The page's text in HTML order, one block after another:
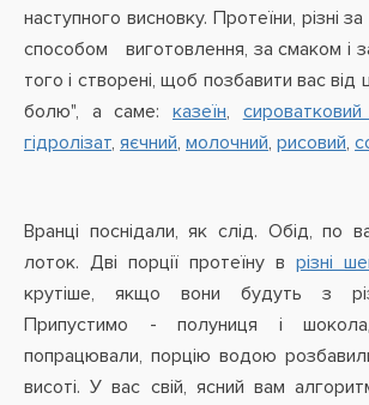
наступного висновку. Протеїни, різні
способом виготовлення, за смаком і
того і створені, щоб позбавити вас від
болю", а саме: казеїн, сироватковий
гідролізат, яєчний, молочний, рисовий,
Вранці поснідали, як слід. Обід,
лоток. Дві порції протеїну в різні
крутіше, якщо вони будуть з
Припустимо - полуниця і
попрацювали, порцію водою
висоті. У вас свій, ясний вам